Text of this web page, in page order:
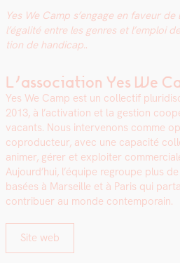
Yes We Camp s’engage en faveur
l’égalité entre les gen­res et l’emploi
tion de hand­i­cap..
L’association Yes We
Yes We Camp est un col­lec­tif
2013, à l’activation et la ges­tion
vacants. Nous inter­venons comme
copro­duc­teur, avec une capac­ité
ani­mer, gér­er et exploiter
Aujourd’hui, l’équipe regroupe plus
basées à Mar­seille et à Paris qui
con­tribuer au monde con­tem­po­rain.
Site web